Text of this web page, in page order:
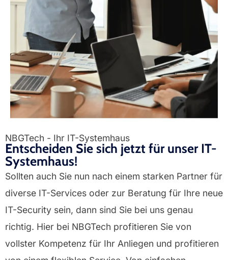
NBGTech - Ihr IT-Systemhaus
Entscheiden Sie sich jetzt für unser IT-
Systemhaus!
Sollten auch Sie nun nach einem starken Partner für
diverse IT-Services oder zur Beratung für Ihre neue
IT-Security sein, dann sind Sie bei uns genau
richtig. Hier bei NBGTech profitieren Sie von
vollster Kompetenz für Ihr Anliegen und profitieren